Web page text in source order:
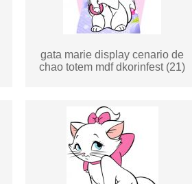
gata marie display cenario de
chao totem mdf dkorinfest (21)